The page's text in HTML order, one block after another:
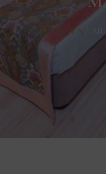
ANASAYFA